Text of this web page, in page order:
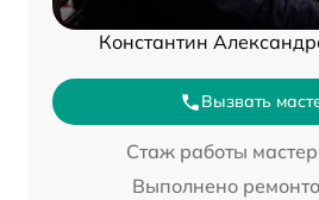
Константин
Вызвать
Стаж работы
Выполнено